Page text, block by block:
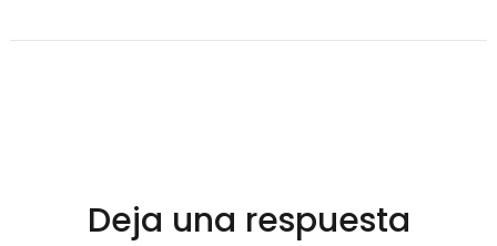
Deja una respuesta